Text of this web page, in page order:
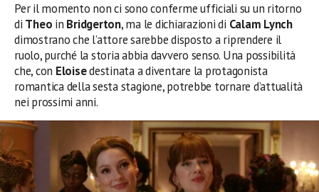
Per il momento non ci sono conferme ufficiali su un ritorno
di Theo in Bridgerton, ma le dichiarazioni di Calam Lynch
dimostrano che l’attore sarebbe disposto a riprendere il
ruolo, purché la storia abbia davvero senso. Una possibilità
che, con Eloisedestinata a diventare la protagonista
romantica della sesta stagione, potrebbe tornare d’attualità
nei prossimi anni.